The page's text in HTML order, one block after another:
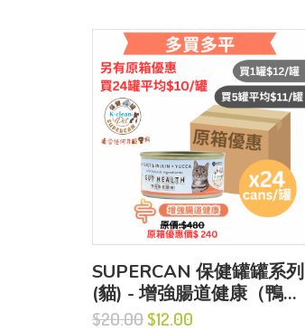
SUPERCAN 保健罐罐系列
(貓) - 增強腸道健康（鴨肉
盛宴+菊粉+絲蘭粉)
$20.00 $12.00